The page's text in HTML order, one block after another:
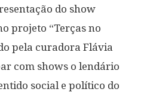
do show
projeto “Terças no
pela curadora Flávia
com shows o lendário
social e político do